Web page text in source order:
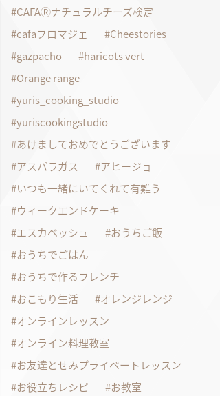
CAFAⓇナチュラルチーズ検定
cafaフロマジェ
Cheestories
gazpacho
haricots vert
Orange range
yuris_cooking_studio
yuriscookingstudio
あけましておめでとうございます
アスパラガス
アヒージョ
いつも一緒にいてくれて有難う
ウィークエンドケーキ
エスカベッシュ
おうちご飯
おうちでごはん
おうちで作るフレンチ
おこもり生活
オレンジレンジ
オンラインレッスン
オンライン料理教室
お友達とせみプライベートレッスン
お役立ちレシピ
お教室